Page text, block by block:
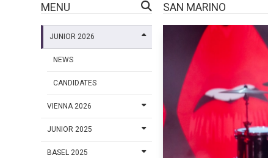
MENU
JUNIOR 2026
NEWS
CANDIDATES
VIENNA 2026
JUNIOR 2025
BASEL 2025
SAN MARINO